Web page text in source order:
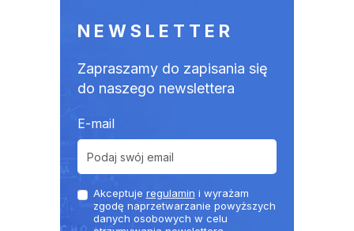
NEWSLETTER
Zapraszamy do zapisania się
do naszego newslettera
E-mail
Akceptuje regulamin i wyrażam
zgodę naprzetwarzanie powyższych
danych osobowych w celu